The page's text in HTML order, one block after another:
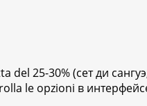
25-30% (сет ди
le opzioni в